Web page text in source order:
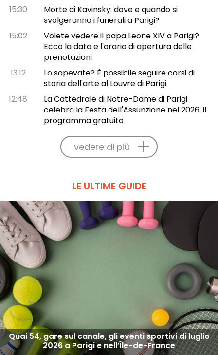
15:30
Morte di Kavinsky: dove e quando si
svolgeranno i funerali a Parigi?
15:02
Volete vedere il papa Leone XIV a Parigi?
Ecco la data e l'orario di apertura delle
prenotazioni
13:12
Lo sapevate? È possibile seguire corsi di
storia dell'arte al Louvre di Parigi.
12:48
La Cattedrale di Notre-Dame di Parigi
celebra la Festa dell'Assunzione nel 2026: il
programma gratuito
vedere di più
LE ULTIME GUIDE
Quai 54, gare sul canale, gli eventi sportivi di luglio
2026 a Parigi e nell’Île-de-France